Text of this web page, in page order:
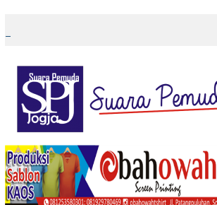
content